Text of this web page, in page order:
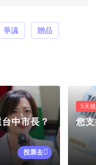
爭議 贈品
中市長？
投票去
5天
您